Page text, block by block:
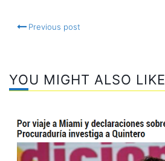
Previous post
YOU MIGHT ALSO LIKE